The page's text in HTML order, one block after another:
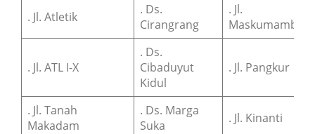
. Jl. Atletik
. Ds.
Cirangrang
. Jl.
. Jl. ATL I-X
. Ds.
Cibaduyut
Kidul
. Jl. Pangkur
. Jl. Tanah
Makadam
. Ds. Marga
Suka
. Jl. Kinanti